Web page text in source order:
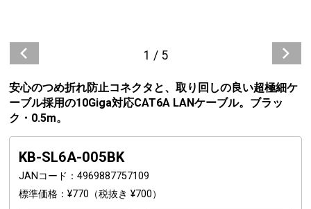
1 / 5
安心のつめ折れ防止コネクタと、取り回しの良い超極細ケ
ーブル採用の10Giga対応CAT6A LANケーブル。ブラッ
ク・0.5m。
KB-SL6A-005BK
JANコード
4969887757109
標準価格
¥770 （税抜き ¥700）